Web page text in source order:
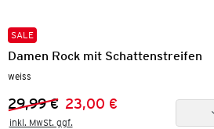
SALE
Damen Rock mit Schattenstreifen
weiss
Vorheriger Preis:
29,99 €
Neuer Preis:23,00 €
inkl. MwSt. ggf.